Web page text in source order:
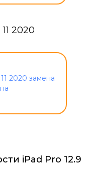
2020
iPad Pro 12.9